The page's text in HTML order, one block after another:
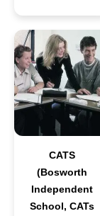
CATS
(Bosworth
Independent
School, CATs